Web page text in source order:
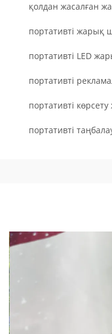
қолдан жасалған
портативті жарық
портативті LED
портативті
портативті
портативті